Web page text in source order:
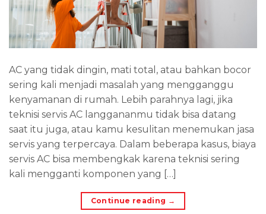
AC yang tidak dingin, mati total, atau bahkan bocor
sering kali menjadi masalah yang mengganggu
kenyamanan di rumah. Lebih parahnya lagi, jika
teknisi servis AC langgananmu tidak bisa datang
saat itu juga, atau kamu kesulitan menemukan jasa
servis yang terpercaya. Dalam beberapa kasus, biaya
servis AC bisa membengkak karena teknisi sering
kali mengganti komponen yang […]
Continue reading →